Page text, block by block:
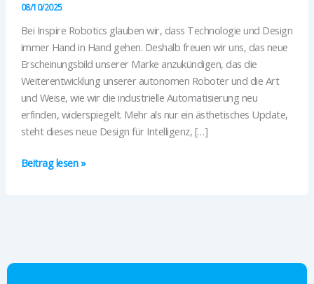
08/10/2025
Bei Inspire Robotics glauben wir, dass Technologie und Design
immer Hand in Hand gehen. Deshalb freuen wir uns, das neue
Erscheinungsbild unserer Marke anzukündigen, das die
Weiterentwicklung unserer autonomen Roboter und die Art
und Weise, wie wir die industrielle Automatisierung neu
erfinden, widerspiegelt. Mehr als nur ein ästhetisches Update,
steht dieses neue Design für Intelligenz, […]
Inspire
Innovation,
Beitrag lesen »